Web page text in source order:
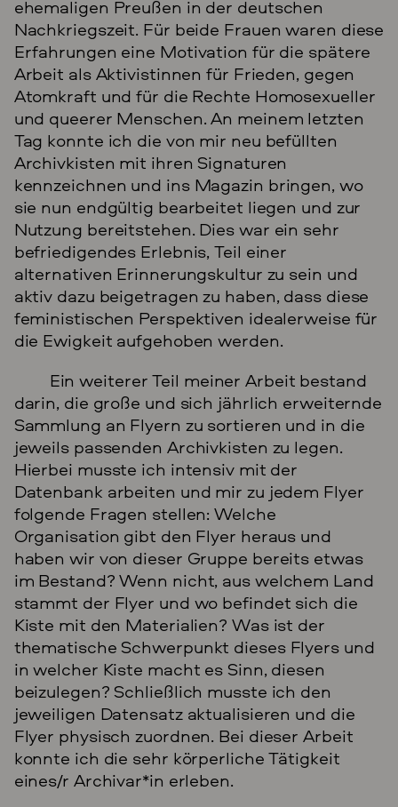
ehemaligen Preußen in der deutschen
Nachkriegszeit. Für beide Frauen waren diese
Erfahrungen eine Motivation für die spätere
Arbeit als Aktivistinnen für Frieden, gegen
Atomkraft und für die Rechte Homosexueller
und queerer Menschen. An meinem letzten
Tag konnte ich die von mir neu befüllten
Archivkisten mit ihren Signaturen
kennzeichnen und ins Magazin bringen, wo
sie nun endgültig bearbeitet liegen und zur
Nutzung bereitstehen. Dies war ein sehr
befriedigendes Erlebnis, Teil einer
alternativen Erinnerungskultur zu sein und
aktiv dazu beigetragen zu haben, dass diese
feministischen Perspektiven idealerweise für
die Ewigkeit aufgehoben werden.
Ein weiterer Teil meiner Arbeit bestand
darin, die große und sich jährlich erweiternde
Sammlung an Flyern zu sortieren und in die
jeweils passenden Archivkisten zu legen.
Hierbei musste ich intensiv mit der
Datenbank arbeiten und mir zu jedem Flyer
folgende Fragen stellen: Welche
Organisation gibt den Flyer heraus und
haben wir von dieser Gruppe bereits etwas
im Bestand? Wenn nicht, aus welchem Land
stammt der Flyer und wo befindet sich die
Kiste mit den Materialien? Was ist der
thematische Schwerpunkt dieses Flyers und
in welcher Kiste macht es Sinn, diesen
beizulegen? Schließlich musste ich den
jeweiligen Datensatz aktualisieren und die
Flyer physisch zuordnen. Bei dieser Arbeit
konnte ich die sehr körperliche Tätigkeit
eines/r Archivar*in erleben.